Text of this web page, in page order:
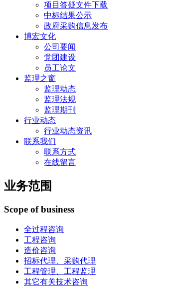
项目答疑文件下载
中标结果公示
政府采购信息发布
博宏文化
公司要闻
党团建设
员工论文
监理之窗
监理动态
监理法规
监理期刊
行业动态
行业动态资讯
联系我们
联系方式
在线留言
业务范围
Scope of business
全过程咨询
工程咨询
造价咨询
招标代理、采购代理
工程管理、工程监理
其它有关技术咨询